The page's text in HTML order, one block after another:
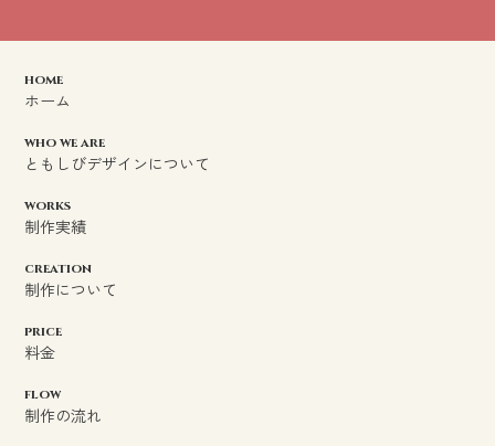
home
ホーム
who we are
ともしびデザインについて
works
制作実績
creation
制作について
price
料金
flow
制作の流れ